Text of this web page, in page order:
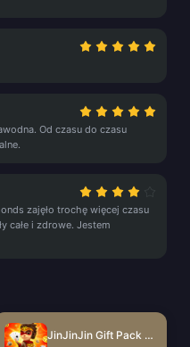
Od czasu do czasu
zajęło trochę więcej czasu
całe i zdrowe. Jestem
JinJinJin Gift Pack Redeem Code